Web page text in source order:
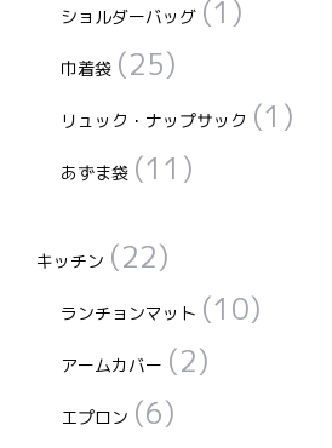
ショルダーバッグ (1)
巾着袋 (25)
リュック・ナップサック (1)
あずま袋 (11)
キッチン (22)
ランチョンマット (10)
アームカバー (2)
エプロン (6)